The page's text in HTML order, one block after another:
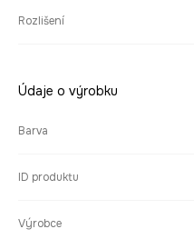
Rozlišení
Údaje o výrobku
Barva
ID produktu
Výrobce